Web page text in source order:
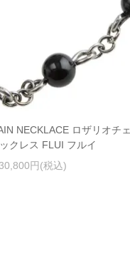
NECKLACE ロザリオチェ
クレス FLUI フルイ
30,800円(税込)